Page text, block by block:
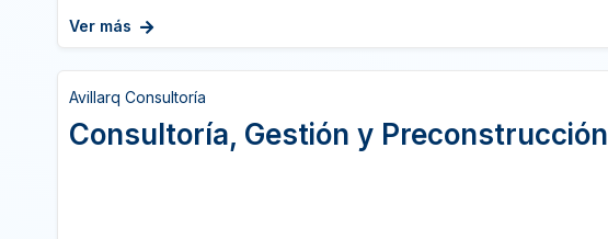
Ver más
Avillarq Consultoría
Consultoría, Gestión y Preconstrucción